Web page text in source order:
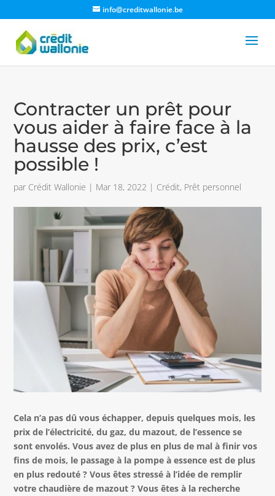
info@creditwallonie.be
Contracter un prêt pour
vous aider à faire face à la
hausse des prix, c’est
possible !
par Crédit Wallonie | Mar 18, 2022 | Crédit, Prêt personnel
Cela n’a pas dû vous échapper, depuis quelques mois, les
prix de l’électricité, du gaz, du mazout, de l’essence se
sont envolés. Vous avez de plus en plus de mal à finir vos
fins de mois, le passage à la pompe à essence est de plus
en plus redouté ? Vous êtes stressé à l’idée de remplir
votre chaudière de mazout ? Vous êtes à la recherche